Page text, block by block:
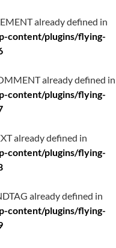
already defined in
content/plugins/flying-
already defined in
content/plugins/flying-
already defined in
content/plugins/flying-
already defined in
content/plugins/flying-